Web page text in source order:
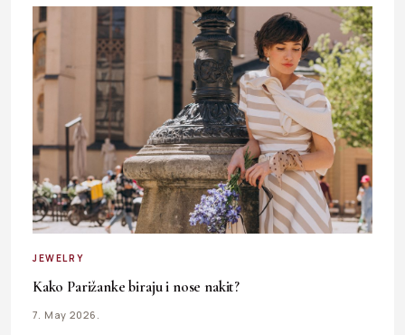
JEWELRY
Kako Parižanke biraju i nose nakit?
7. May 2026.